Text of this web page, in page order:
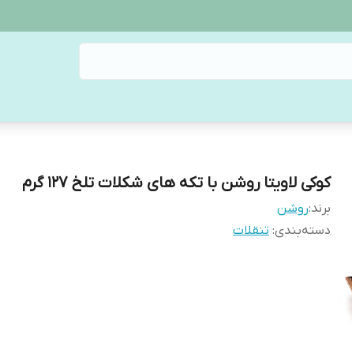
کوکی لاویتا روشن با تکه های شکلات تلخ 127 گرم
برند:روشن
دسته‌بندی: تنقلات